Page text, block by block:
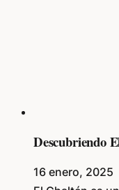
Descubriendo
16 enero, 2025